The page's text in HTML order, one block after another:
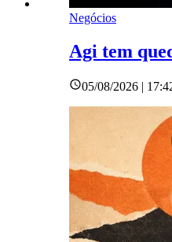
Negócios
Agi tem
05/08/2026 |